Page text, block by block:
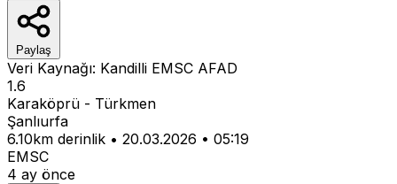
Paylaş
Veri Kaynağı: Kandilli EMSC AFAD
1.6
Karaköprü - Türkmen
Şanlıurfa
6.10km derinlik • 20.03.2026 • 05:19
EMSC
4 ay önce